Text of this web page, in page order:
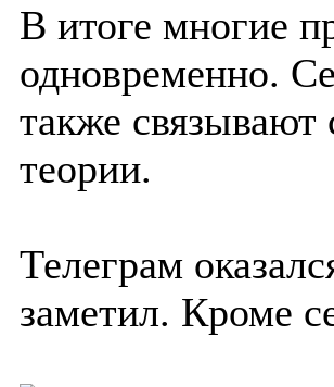
В итоге многие
одновременно.
также связывают
теории.
Телеграм
заметил. Кроме